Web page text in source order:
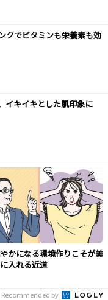
クでビタミンも栄養素も効
イキイキとした肌印象に
かになる環境作りこそが美
入れる近道
Recommended by